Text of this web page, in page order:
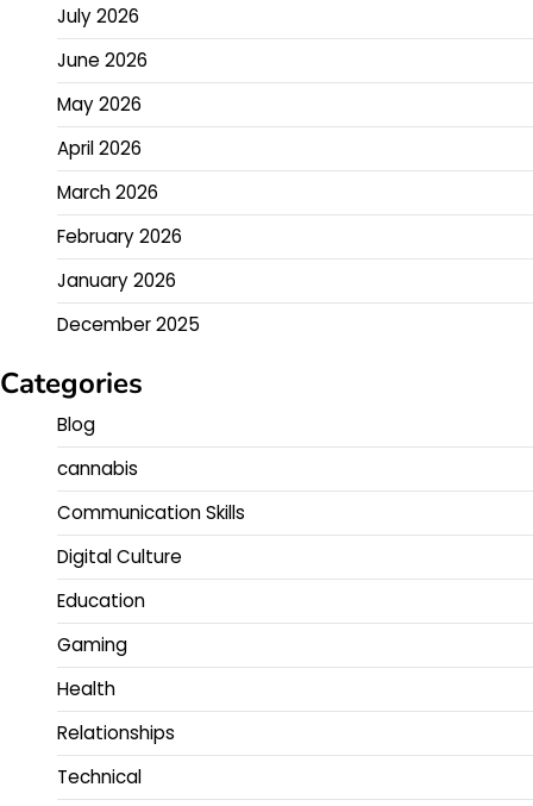
July 2026
June 2026
May 2026
April 2026
March 2026
February 2026
January 2026
December 2025
Categories
Blog
cannabis
Communication Skills
Digital Culture
Education
Gaming
Health
Relationships
Technical